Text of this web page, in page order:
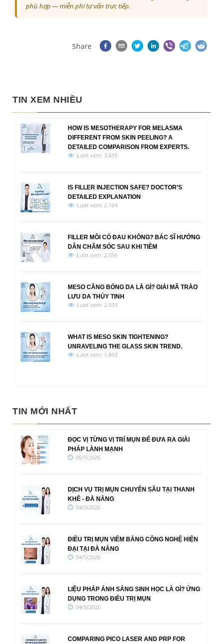
phù hợp — miễn phí tư vấn trực tiếp.
Share
TIN XEM NHIỀU
HOW IS MESOTHERAPY FOR MELASMA
DIFFERENT FROM SKIN PEELING? A
DETAILED COMPARISON FROM EXPERTS.
Lượt xem: 3.615
IS FILLER INJECTION SAFE? DOCTOR’S
DETAILED EXPLANATION
Lượt xem: 2.104
FILLER MÔI CÓ ĐAU KHÔNG? BÁC SĨ HƯỚNG
DẪN CHĂM SÓC SAU KHI TIÊM
Lượt xem: 2.056
MESO CĂNG BÓNG DA LÀ GÌ? GIẢI MÃ TRÀO
LƯU DA THỦY TINH
Lượt xem: 2.033
WHAT IS MESO SKIN TIGHTENING?
UNRAVELING THE GLASS SKIN TREND.
Lượt xem: 1.893
TIN MỚI NHẤT
ĐỌC VỊ TỪNG VỊ TRÍ MỤN ĐỂ ĐƯA RA GIẢI
PHÁP LÀNH MẠNH
05/5/2026
DỊCH VỤ TRỊ MỤN CHUYÊN SÂU TẠI THANH
KHÊ - ĐÀ NẴNG
04/5/2026
ĐIỀU TRỊ MỤN VIÊM BẰNG CÔNG NGHỆ HIỆN
ĐẠI TẠI ĐÀ NẴNG
04/5/2026
LIỆU PHÁP ÁNH SÁNG SINH HỌC LÀ GÌ? ỨNG
DỤNG TRONG ĐIỀU TRỊ MỤN
04/5/2026
COMPARING PICO LASER AND PRP FOR